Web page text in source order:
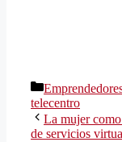
Categorías
telecentro
La mujer
de servicios